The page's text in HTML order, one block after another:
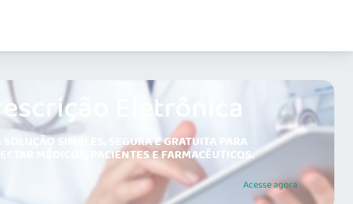
Eletrônica
SIMPLES, SEGURA E GRATUITA PARA
MÉDICOS, PACIENTES E FARMACÊUTICOS.
Acesseagora